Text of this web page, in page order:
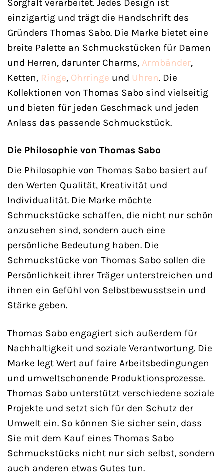
einzigartig und trägt die Handschrift des
Gründers Thomas Sabo. Die Marke bietet eine
breite Palette an Schmuckstücken für Damen
und Herren, darunter Charms, Armbänder,
Ketten, Ringe, Ohrringe und Uhren. Die
Kollektionen von Thomas Sabo sind vielseitig
und bieten für jeden Geschmack und jeden
Anlass das passende Schmuckstück.
Die Philosophie von Thomas Sabo
Die Philosophie von Thomas Sabo basiert auf
den Werten Qualität, Kreativität und
Individualität. Die Marke möchte
Schmuckstücke schaffen, die nicht nur schön
anzusehen sind, sondern auch eine
persönliche Bedeutung haben. Die
Schmuckstücke von Thomas Sabo sollen die
Persönlichkeit ihrer Träger unterstreichen und
ihnen ein Gefühl von Selbstbewusstsein und
Stärke geben.
Thomas Sabo engagiert sich außerdem für
Nachhaltigkeit und soziale Verantwortung. Die
Marke legt Wert auf faire Arbeitsbedingungen
und umweltschonende Produktionsprozesse.
Thomas Sabo unterstützt verschiedene soziale
Projekte und setzt sich für den Schutz der
Umwelt ein. So können Sie sicher sein, dass
Sie mit dem Kauf eines Thomas Sabo
Schmuckstücks nicht nur sich selbst, sondern
auch anderen etwas Gutes tun.